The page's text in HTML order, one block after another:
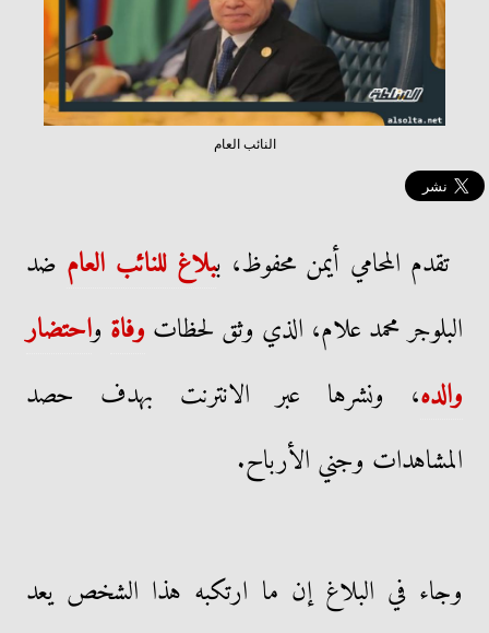
النائب العام
تقدم المحامي أيمن محفوظ، ببلاغ للنائب العام ضد
البلوجر محمد علام، الذي وثق لحظات وفاة واحتضار
والده، ونشرها عبر الانترنت بهدف حصد
المشاهدات وجني الأرباح.
وجاء في البلاغ إن ما ارتكبه هذا الشخص يعد